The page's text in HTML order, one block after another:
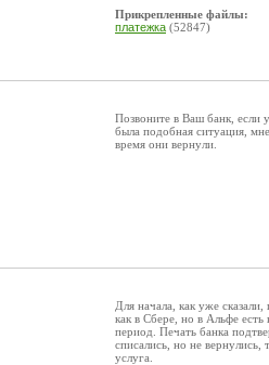
Прикрепленные файлы:
платежка (52847)
Позвоните в Ваш банк, если
была подобная ситуация,
время они вернули.
Для начала, как уже
как в Сбере, но в Альфе есть
период. Печать банка
списались, но не вернулись,
услуга.